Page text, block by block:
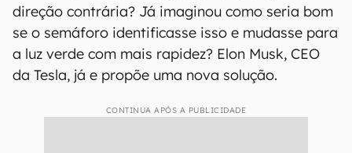
direção contrária? Já imaginou como seria bom
se o semáforo identificasse isso e mudasse para
a luz verde com mais rapidez? Elon Musk, CEO
da Tesla, já e propõe uma nova solução.
CONTINUA APÓS A PUBLICIDADE